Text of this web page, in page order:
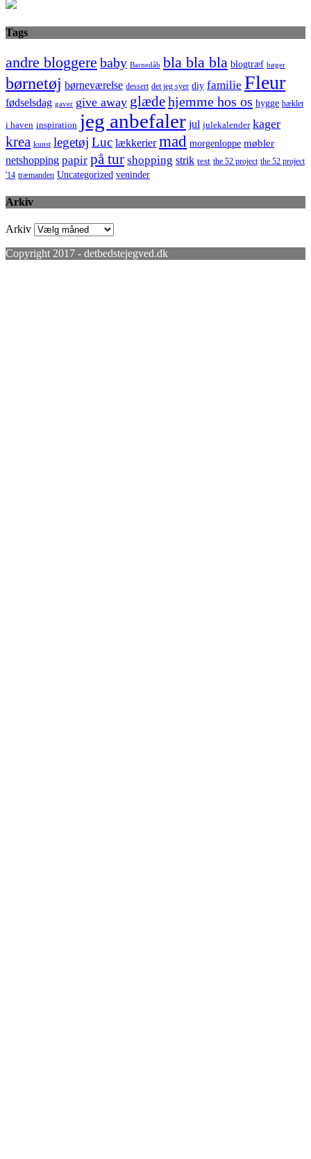
Tags
andre bloggere baby Barnedåb bla bla bla blogtræf bøger
børnetøj børneværelse dessert det jeg syer diy familie Fleur
fødselsdag gaver give away glædehjemme hos os hygge hæklet
i haven inspiration jeg anbefaler jul julekalender kager
krea kunst legetøj Luc lækkerier mad morgenloppe møbler
netshopping papir på tur shopping strik test the 52 project the 52 project
'14 træmanden Uncategorized veninder
Arkiv
Arkiv
Copyright 2017 - detbedstejegved.dk